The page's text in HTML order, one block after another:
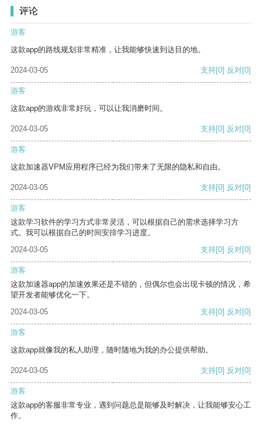
评论
游客
这款app的路线规划非常精准，让我能够快速到达目的地。
2024-03-05 支持[0] 反对[0]
游客
这款app的游戏非常好玩，可以让我消磨时间。
2024-03-05 支持[0] 反对[0]
游客
这款加速器VPM应用程序已经为我们带来了无限的隐私和自由。
2024-03-05 支持[0] 反对[0]
游客
这款学习软件的学习方式非常灵活，可以根据自己的需求选择学习方
式。我可以根据自己的时间安排学习进度。
2024-03-05
支持[0] 反对[0]
游客
这款加速器app的加速效果还是不错的，但偶尔也会出现卡顿的情况，希
望开发者能够优化一下。
2024-03-05
支持[0] 反对[0]
游客
这款app就像我的私人助理，随时随地为我的办公提供帮助。
2024-03-05 支持[0] 反对[0]
游客
这款app的客服非常专业，遇到问题总是能够及时解决，让我能够安心工
作。